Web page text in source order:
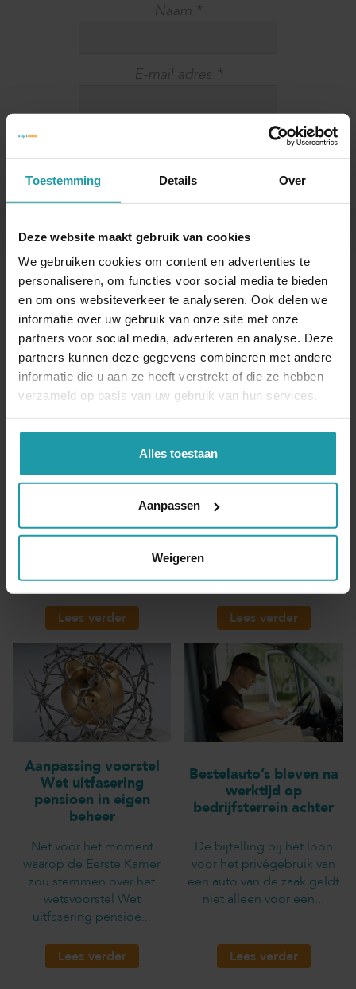
Toestemming Details Over
Deze website maakt gebruik van cookies
We gebruiken cookies om content en advertenties te
personaliseren, om functies voor social media te bieden
en om ons websiteverkeer te analyseren. Ook delen we
informatie over uw gebruik van onze site met onze
partners voor social media, adverteren en analyse. Deze
partners kunnen deze gegevens combineren met andere
informatie die u aan ze heeft verstrekt of die ze hebben
verzameld op basis van uw gebruik van hun services.
Alles toestaan
Aanpassen
Weigeren
Naam *
E-mail adres *
Andere interessante artikelen
Verkopende
aandeelhouder deed
onderzoek naar koper
De Invorderingswet kent
een aansprakelijkheid voor
aandeelhouders van een bv
of nv voor door de venn...
Lees verder
Overdracht aandelen
aan bv voor te lage
De houder van een
aanmerkelijk belang in twee
Nederlandse bv’s kocht in
december 2004 voor 20%-
belan...
Lees verder
Aanpassing voorstel
Wet uitfasering
pensioen in eigen
beheer
Net voor het moment
waarop de Eerste Kamer
zou stemmen over het
wetsvoorstel Wet
uitfasering pensioe...
Lees verder
Bestelauto’s bleven na
werktijd op
bedrijfsterrein achter
De bijtelling bij het loon
voor het privégebruik van
een auto van de zaak geldt
niet alleen voor een...
Lees verder